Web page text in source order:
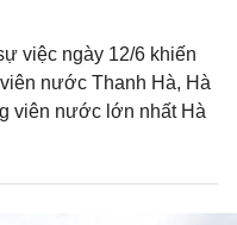
việc ngày 12/6 khiến
nước Thanh Hà, Hà
viên nước lớn nhất Hà